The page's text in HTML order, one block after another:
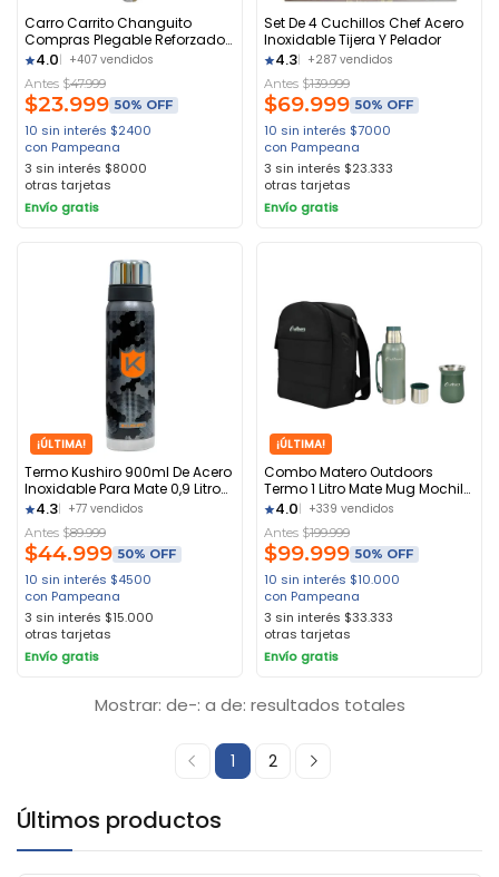
Últimos productos
Carro Carrito Changuito
Compras Plegable Reforzado
Con Bolso Beige
4.0 +407 vendidos
Antes $47.999
$23.999 50% OFF
10 sin interés $2400
con Pampeana
3 sin interés $8000
otras tarjetas
Envío gratis
Set De 4 Cuchillos Chef Acero
Inoxidable Tijera Y Pelador
4.3 +287 vendidos
Antes $139.999
$69.999 50% OFF
10 sin interés $7000
con Pampeana
3 sin interés $23.333
otras tarjetas
Envío gratis
¡ÚLTIMA!
Termo Kushiro 900ml De Acero
Inoxidable Para Mate 0,9 Litro
Camuflado
4.3 +77 vendidos
Antes $89.999
$44.999 50% OFF
10 sin interés $4500
con Pampeana
3 sin interés $15.000
otras tarjetas
Envío gratis
¡ÚLTIMA!
Combo Matero Outdoors
Termo 1 Litro Mate Mug Mochila
Verde Verde
4.0 +339 vendidos
Antes $199.999
$99.999 50% OFF
10 sin interés $10.000
con Pampeana
3 sin interés $33.333
otras tarjetas
Envío gratis
Mostrar: de-: a de: resultados totales
1 2